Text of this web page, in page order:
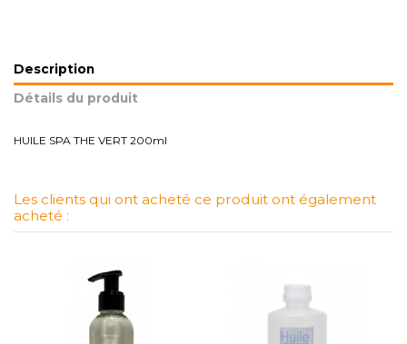
Description
Détails du produit
HUILE SPA THE VERT 200ml
Les clients qui ont acheté ce produit ont également
acheté :